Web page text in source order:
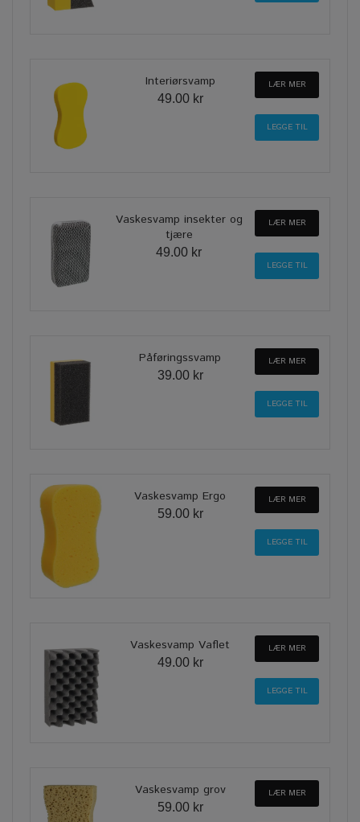
Interiørsvamp
49.00 kr
LÆR MER
Vaskesvamp insekter og
tjære
49.00 kr
LÆR MER
Påføringssvamp
39.00 kr
LÆR MER
Vaskesvamp Ergo
59.00 kr
LÆR MER
Vaskesvamp Vaflet
49.00 kr
LÆR MER
Vaskesvamp grov
59.00 kr
LÆR MER